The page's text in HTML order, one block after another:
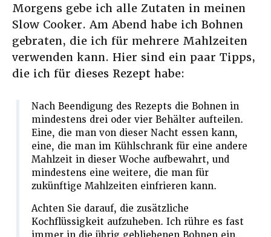
Morgens gebe ich alle Zutaten in meinen
Slow Cooker. Am Abend habe ich Bohnen
gebraten, die ich für mehrere Mahlzeiten
verwenden kann. Hier sind ein paar Tipps,
die ich für dieses Rezept habe:
Nach Beendigung des Rezepts die Bohnen in
mindestens drei oder vier Behälter aufteilen.
Eine, die man von dieser Nacht essen kann,
eine, die man im Kühlschrank für eine andere
Mahlzeit in dieser Woche aufbewahrt, und
mindestens eine weitere, die man für
zukünftige Mahlzeiten einfrieren kann.
Achten Sie darauf, die zusätzliche
Kochflüssigkeit aufzuheben. Ich rühre es fast